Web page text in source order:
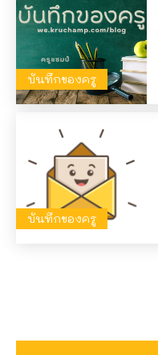
บันทึกของครู
บันทึกของครู